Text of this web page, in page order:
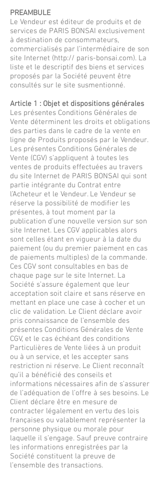
PREAMBULE
Le Vendeur est éditeur de produits et de
services de PARIS BONSAI exclusivement
à destination de consommateurs,
commercialisés par l’intermédiaire de son
site Internet (http:// paris-bonsai.com). La
liste et le descriptif des biens et services
proposés par la Société peuvent être
consultés sur le site susmentionné.
Article 1 : Objet et dispositions générales
Les présentes Conditions Générales de
Vente déterminent les droits et obligations
des parties dans le cadre de la vente en
ligne de Produits proposés par le Vendeur.
Les présentes Conditions Générales de
Vente (CGV) s’appliquent à toutes les
ventes de produits effectuées au travers
du site Internet de PARIS BONSAI qui sont
partie intégrante du Contrat entre
l’Acheteur et le Vendeur. Le Vendeur se
réserve la possibilité de modifier les
présentes, à tout moment par la
publication d’une nouvelle version sur son
site Internet. Les CGV applicables alors
sont celles étant en vigueur à la date du
paiement (ou du premier paiement en cas
de paiements multiples) de la commande.
Ces CGV sont consultables en bas de
chaque page sur le site Internet. La
Société s’assure également que leur
acceptation soit claire et sans réserve en
mettant en place une case à cocher et un
clic de validation. Le Client déclare avoir
pris connaissance de l’ensemble des
présentes Conditions Générales de Vente
CGV, et le cas échéant des conditions
Particulières de Vente liées à un produit
ou à un service, et les accepter sans
restriction ni réserve. Le Client reconnaît
qu’il a bénéficié des conseils et
informations nécessaires afin de s’assurer
de l’adéquation de l’offre à ses besoins. Le
Client déclare être en mesure de
contracter légalement en vertu des lois
françaises ou valablement représenter la
personne physique ou morale pour
laquelle il s’engage. Sauf preuve contraire
les informations enregistrées par la
Société constituent la preuve de
l’ensemble des transactions.